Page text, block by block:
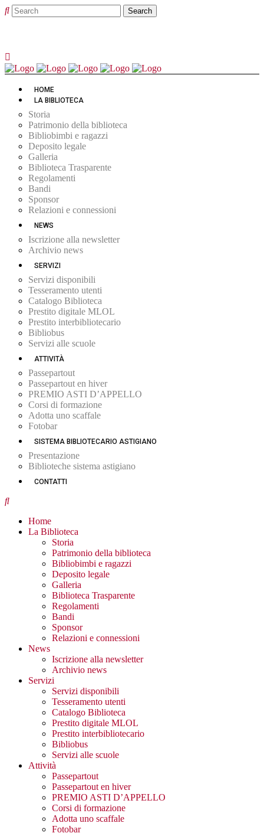
HOME
LA BIBLIOTECA
Storia
Patrimonio della biblioteca
Bibliobimbi e ragazzi
Deposito legale
Galleria
Biblioteca Trasparente
Regolamenti
Bandi
Sponsor
Relazioni e connessioni
NEWS
Iscrizione alla newsletter
Archivio news
SERVIZI
Servizi disponibili
Tesseramento utenti
Catalogo Biblioteca
Prestito digitale MLOL
Prestito interbibliotecario
Bibliobus
Servizi alle scuole
ATTIVITÀ
Passepartout
Passepartout en hiver
PREMIO ASTI D’APPELLO
Corsi di formazione
Adotta uno scaffale
Fotobar
SISTEMA BIBLIOTECARIO ASTIGIANO
Presentazione
Biblioteche sistema astigiano
CONTATTI
Home
La Biblioteca
Storia
Patrimonio della biblioteca
Bibliobimbi e ragazzi
Deposito legale
Galleria
Biblioteca Trasparente
Regolamenti
Bandi
Sponsor
Relazioni e connessioni
News
Iscrizione alla newsletter
Archivio news
Servizi
Servizi disponibili
Tesseramento utenti
Catalogo Biblioteca
Prestito digitale MLOL
Prestito interbibliotecario
Bibliobus
Servizi alle scuole
Attività
Passepartout
Passepartout en hiver
PREMIO ASTI D’APPELLO
Corsi di formazione
Adotta uno scaffale
Fotobar